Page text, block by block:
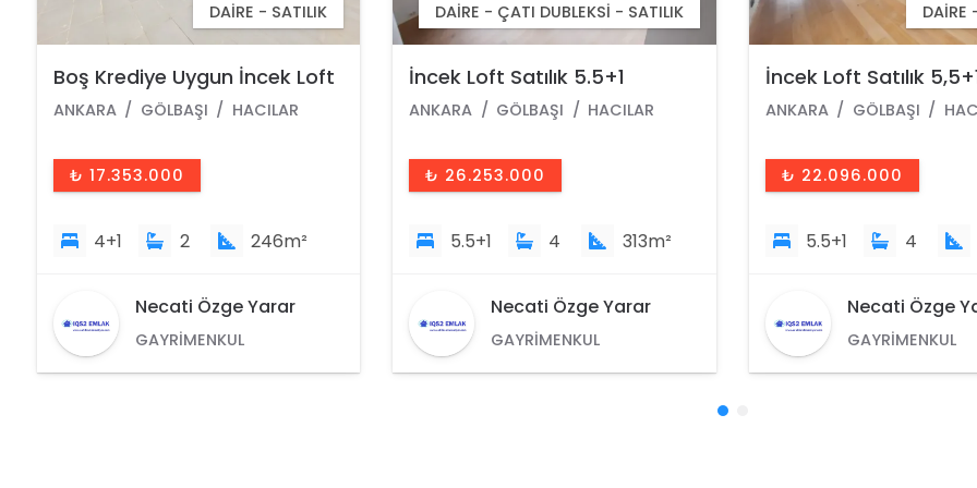
DAIRE - ÇATI DUBLEKSI - SATILIK
İncek Loft Satılık 5.5+1
Dubleks Peyzaj Manzaralı
ANKARA GÖLBAŞI HACILAR
₺ 26.253.000
5.5+1 313m²
Necati Özge Yarar
GAYRIMENKUL
DANIŞMANI
DAIRE - SATILIK
İncek Loft Satılık 5,5+1
Dubleks Göl Manzaralı
ANKARA GÖLBAŞI HACILAR
₺ 22.096.000
5.5+1 4 341m²
Necati Özge Yarar
GAYRIMENKUL
DANIŞMANI
DAIRE
Vatandaşlığa Uygun
Gölbaşı Bahçelievler
Lüks Satılık Daire
ANKARA GÖLBAŞI
₺ 13.700.000
4+1
Necati Özge
GAYRIMENKUL
DANIŞMANI